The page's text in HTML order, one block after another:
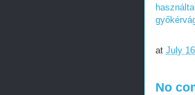
at July
No